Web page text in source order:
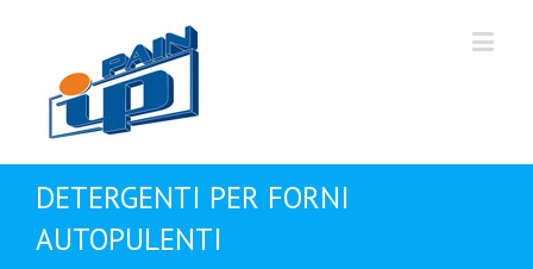
DETERGENTI PER FORNI
AUTOPULENTI